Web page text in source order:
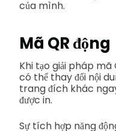
của mình.
Mã QR động
Khi tạo giải pháp
có thể thay đổi nội
trang đích khác
được in.
Sự tích hợp năng